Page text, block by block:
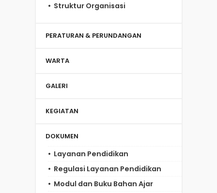
Struktur Organisasi
PERATURAN & PERUNDANGAN
WARTA
GALERI
KEGIATAN
DOKUMEN
Layanan Pendidikan
Regulasi Layanan Pendidikan
Modul dan Buku Bahan Ajar